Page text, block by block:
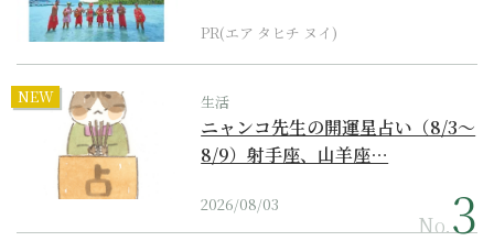
PR(エア タヒチ ヌイ)
NEW 生活
ニャンコ先生の開運星占い（8/3～
8/9）射手座、山羊座…
2026/08/03
No.